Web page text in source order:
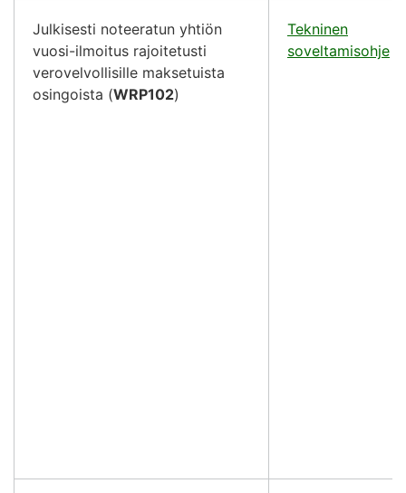
Julkisesti noteeratun yhtiön
vuosi-ilmoitus rajoitetusti
verovelvollisille maksetuista
osingoista (WRP102)
Tekninen
soveltamisohje